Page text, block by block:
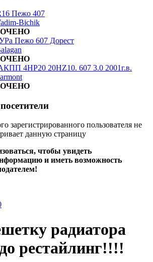
Пежо 407
Bichik
Пежо 607 Дорест
4HP20 20HZ10. 607 3.0 2001г.в.
зарегистрированного пользователя не
данную страницу
чтобы увидеть
и иметь возможность
радиатора
рестайлинг!!!!